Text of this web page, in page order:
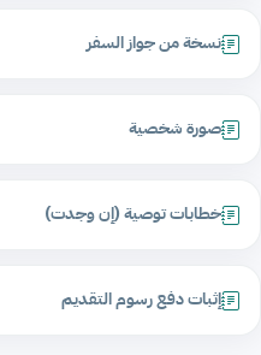
نسخة من جواز السفر
صورة شخصية
خطابات توصية (إن وجدت)
إثبات دفع رسوم التقديم